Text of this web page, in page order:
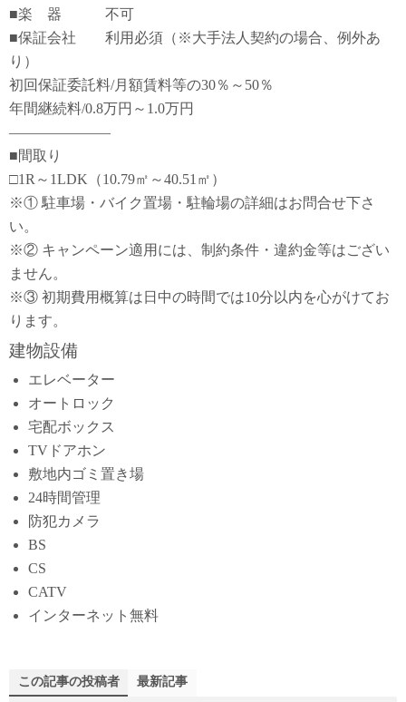
■楽 器 不可
■保証会社 利用必須（※大手法人契約の場合、例外あ
り）
初回保証委託料/月額賃料等の30％～50％
年間継続料/0.8万円～1.0万円
―――――――
■間取り
□1R～1LDK（10.79㎡～40.51㎡）
※① 駐車場・バイク置場・駐輪場の詳細はお問合せ下さ
い。
※② キャンペーン適用には、制約条件・違約金等はござい
ません。
※③ 初期費用概算は日中の時間では10分以内を心がけてお
ります。
建物設備
エレベーター
オートロック
宅配ボックス
TVドアホン
敷地内ゴミ置き場
24時間管理
防犯カメラ
BS
CS
CATV
インターネット無料
この記事の投稿者 最新記事